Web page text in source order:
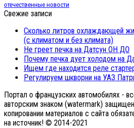
отечественные новости
Свежие записи
Сколько литров охлаждающей
(с климатом и без климата)
Не греет печка на Датсун ОН ДО
Почему печка дует холодом на
Ищем где находится реле
Регулируем шкворни на УАЗ
Портал о французских автомобилях -
авторским знаком (watermark)
копировании материалов с сайта
на источник! © 2014-2021